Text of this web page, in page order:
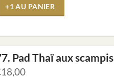
+1 AU PANIER
Pad Thaï aux scampis
18,00